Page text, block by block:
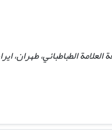
الطباطبائي، طهران،